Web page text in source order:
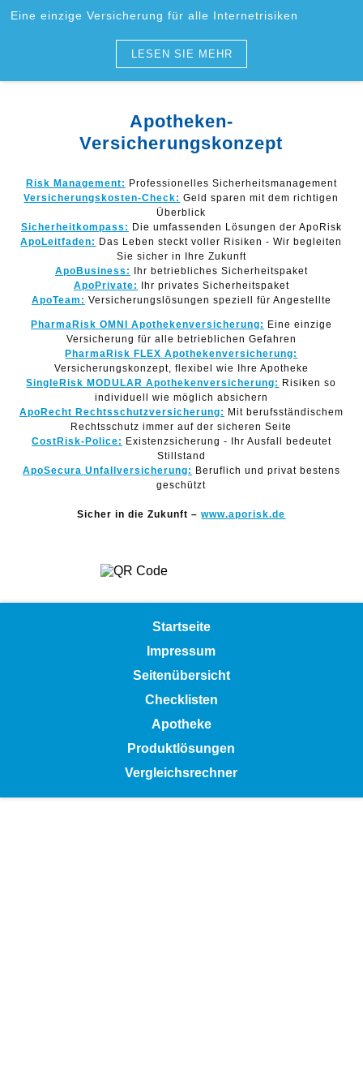
Eine einzige Versicherung für alle Internetrisiken
LESEN SIE MEHR
Apotheken-
Versicherungskonzept
Risk Management: Professionelles Sicherheitsmanagement
Versicherungskosten-Check: Geld sparen mit dem richtigen
Überblick
Sicherheitkompass: Die umfassenden Lösungen der ApoRisk
ApoLeitfaden: Das Leben steckt voller Risiken - Wir begleiten
Sie sicher in Ihre Zukunft
ApoBusiness:
Ihr betriebliches Sicherheitspaket
ApoPrivate:
Ihr privates Sicherheitspaket
ApoTeam: Versicherungslösungen speziell für Angestellte
PharmaRisk OMNI Apothekenversicherung: Eine einzige
Versicherung für alle betrieblichen Gefahren
PharmaRisk FLEX Apothekenversicherung:
Versicherungskonzept, flexibel wie Ihre Apotheke
SingleRisk MODULAR Apothekenversicherung: Risiken so
individuell wie möglich absichern
ApoRecht Rechtsschutzversicherung: Mit berufsständischem
Rechtsschutz immer auf der sicheren Seite
CostRisk-Police: Existenzsicherung - Ihr Ausfall bedeutet
Stillstand
ApoSecura Unfallversicherung: Beruflich und privat bestens
geschützt
Sicher in die Zukunft –www.aporisk.de
Startseite
Impressum
Seitenübersicht
Checklisten
Apotheke
Produktlösungen
Vergleichsrechner